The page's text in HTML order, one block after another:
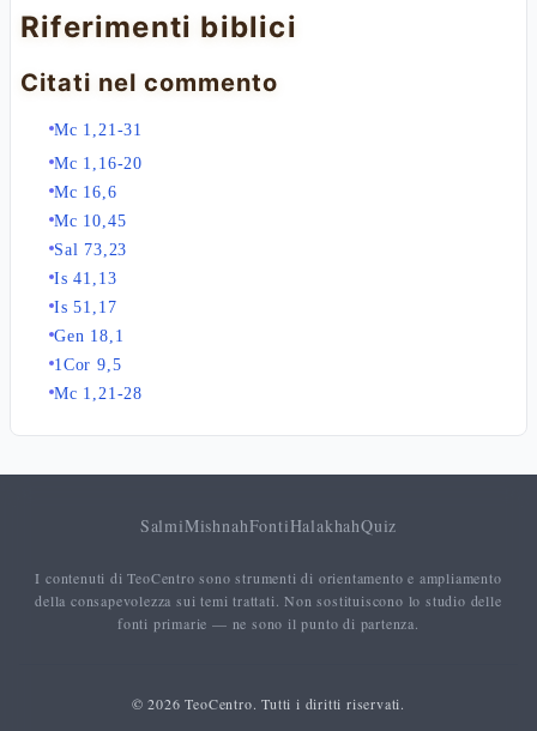
Riferimenti biblici
Citati nel commento
Mc 1,21-31
Mc 1,16-20
Mc 16,6
Mc 10,45
Sal 73,23
Is 41,13
Is 51,17
Gen 18,1
1Cor 9,5
Mc 1,21-28
SalmiMishnahFontiHalakhahQuiz
I contenuti di TeoCentro sono strumenti di orientamento e ampliamento
della consapevolezza sui temi trattati. Non sostituiscono lo studio delle
fonti primarie — ne sono il punto di partenza.
© 2026 TeoCentro. Tutti i diritti riservati.